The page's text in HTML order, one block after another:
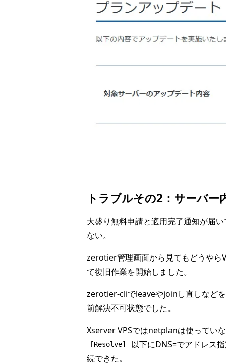
トラブルその2：サーバ
大盛り無料申請と適用完了通知が届
ない。
zerotier管理画面から見てもどうやら
て復旧作業を開始しました。
zerotier-cliでleaveやjoinし直しなど
前解決不可状態でした。
Xserver VPSではnetplanは使ってい
[Resolve]
以下にDNS=でアドレス
続できた。